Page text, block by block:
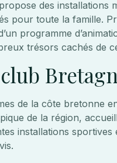
des installations
pour toute la famille.
programme
trésors cachés de
de la côte bretonne
de la région,
installations sportives